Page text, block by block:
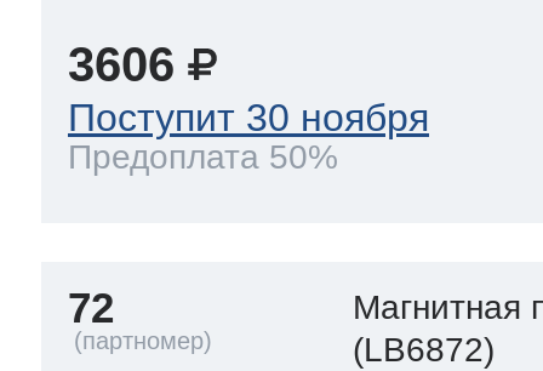
3606
Поступит 30 ноября
Предоплата 50%
72
Магнитная
(LB6872)